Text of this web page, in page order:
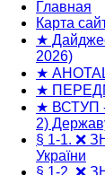
навигация
Главная
Карта
★
2026)
★
★
★ ВСТУП -
2)
§ 1-1. ❌
України
§ 1-2. ❌